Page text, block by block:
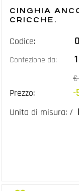
CINGHIA
CRICCHE.
Codice:
Confezione da:
Prezzo: -
Unita di misura: /